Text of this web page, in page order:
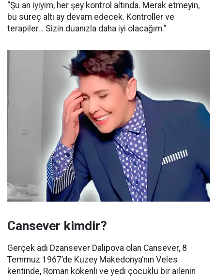
“Şu an iyiyim, her şey kontrol altında. Merak etmeyin,
bu süreç altı ay devam edecek. Kontroller ve
terapiler… Sizin duanızla daha iyi olacağım.”
Cansever kimdir?
Gerçek adı Dzansever Dalipova olan Cansever, 8
Temmuz 1967’de Kuzey Makedonya’nın Veles
kentinde, Roman kökenli ve yedi çocuklu bir ailenin